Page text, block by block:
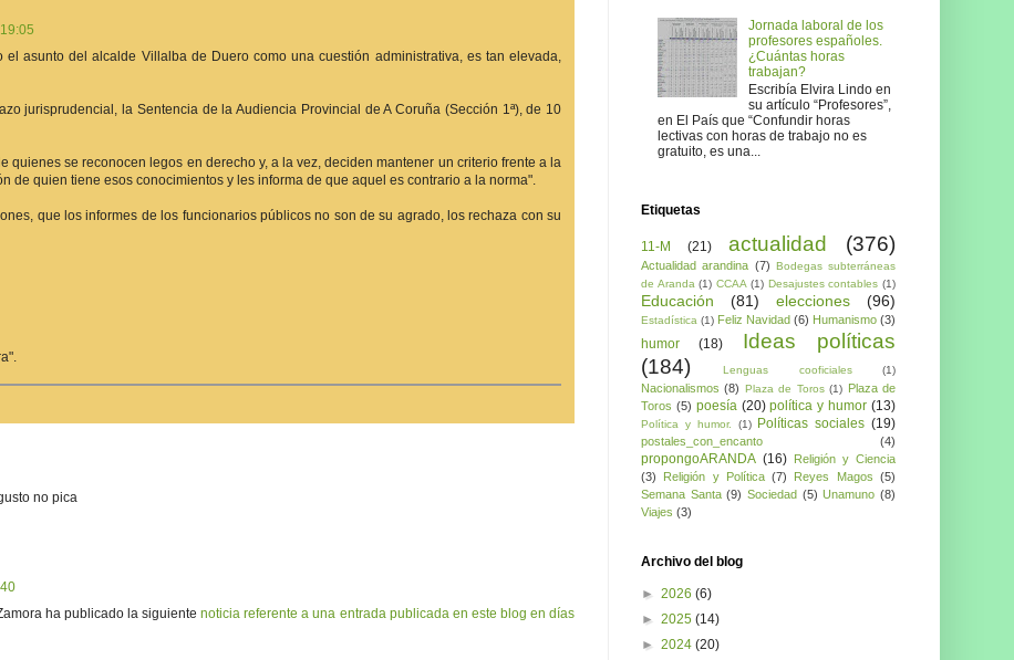
el asunto del alcalde Villalba de Duero como una cuestión administrativa, es tan elevada,
jurisprudencial, la Sentencia de la Audiencia Provincial de A Coruña (Sección 1ª), de 10
quienes se reconocen legos en derecho y, a la vez, deciden mantener un criterio frente a la
de quien tiene esos conocimientos y les informa de que aquel es contrario a la norma".
que los informes de los funcionarios públicos no son de su agrado, los rechaza con su
no pica
ha publicado la siguientenoticia referente a una entrada publicada en este blog en días
Jornada laboral de los
profesores españoles.
¿Cuántas horas
trabajan?
Escribía Elvira Lindo en
su artículo “Profesores”,
en El País que “Confundir horas
lectivas con horas de trabajo no es
gratuito, es una...
Etiquetas
11-M (21) actualidad (376)
Actualidad arandina (7) Bodegas subterráneas
de Aranda (1) CCAA (1) Desajustes contables (1)
Educación (81) elecciones (96)
Estadística (1) Feliz Navidad (6) Humanismo (3)
humor (18)
Ideas políticas
(184)
Lenguas cooficiales (1)
Nacionalismos (8) Plaza de Toros (1) Plaza de
Toros (5) poesía (20) política y humor (13)
Política y humor. (1) Políticas sociales (19)
postales_con_encanto (4)
propongoARANDA (16) Religión y Ciencia
(3)
Religión y Política (7) Reyes Magos (5)
Semana Santa (9) Sociedad (5) Unamuno (8)
Viajes (3)
Archivo del blog
► 2026 (6)
► 2025 (14)
► 2024 (20)